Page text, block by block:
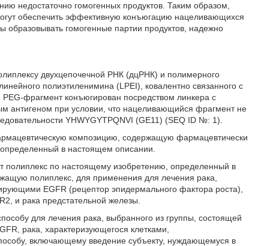
недостаточно гомогенных продуктов. Таким образом,
обеспечить эффективную конъюгацию нацеливающихся
гомогенные партии продуктов, надежно
двухцепочечной РНК (дцРНК) и полимерного
полиэтиленимина (LPEI), ковалентно связанного с
фрагмент конъюгирован посредством линкера с
антигеном при условии, что нацеливающийся фрагмент не
YHWYGYTPQNVI (GE11) (SEQ ID №: 1).
композицию, содержащую фармацевтически
в настоящем описании.
полиплекс по настоящему изобретению, определенный в
полиплекс, для применения для лечения рака,
EGFR (рецептор эпидермального фактора роста),
и рака предстательной железы.
для лечения рака, выбранного из группы, состоящей
рака, характеризующегося клетками,
включающему введение субъекту, нуждающемуся в